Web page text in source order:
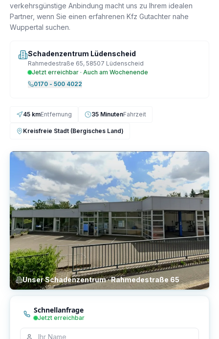
verkehrsgünstige Anbindung macht uns zu Ihrem idealen
Partner, wenn Sie einen erfahrenen Kfz Gutachter nahe
Wuppertal suchen.
Schadenzentrum Lüdenscheid
Rahmedestraße 65, 58507 Lüdenscheid
Jetzt erreichbar · Auch am Wochenende
0170 - 500 4022
45 kmEntfernung 35 MinutenFahrzeit
Kreisfreie Stadt (Bergisches Land)
Unser Schadenzentrum · Rahmedestraße 65
Schnellanfrage
Jetzt erreichbar